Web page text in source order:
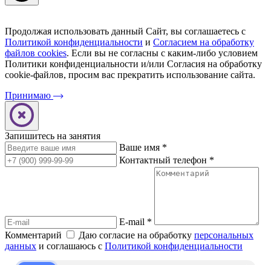
Продолжая использовать данный Сайт, вы соглашаетесь с
Политикой конфиденциальности и Согласием на обработку
файлов cookies. Если вы не согласны с каким-либо условием
Политики конфиденциальности и/или Согласия на обработку
cookie-файлов, просим ваc прекратить использование сайта.
Принимаю
Запишитесь на занятия
Ваше имя *
Контактный телефон *
E-mail *
Комментарий
Даю согласие на обработку персональных
данных и соглашаюсь с Политикой конфиденциальности